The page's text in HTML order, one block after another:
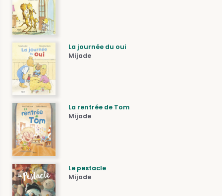
La journée du oui
Mijade
La rentrée de Tom
Mijade
Le pestacle
Mijade